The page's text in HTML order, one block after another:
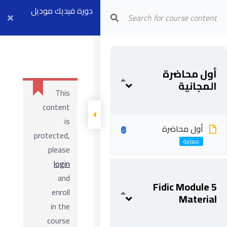
Arab Center for Arbitration
دورة فيديك موديل
٥
أول محاضرة
المجانية
أول محاضرة
Fidic Module 5
Material
This
content
is
protected,
please
login
and
enroll
in the
course